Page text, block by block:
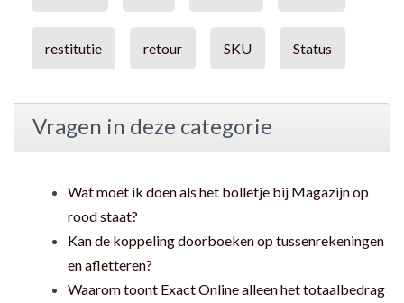
restitutie retour SKU Status
Vragen in deze categorie
Wat moet ik doen als het bolletje bij Magazijn op
rood staat?
Kan de koppeling doorboeken op tussenrekeningen
en afletteren?
Waarom toont Exact Online alleen het totaalbedrag